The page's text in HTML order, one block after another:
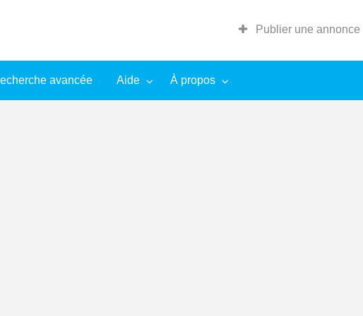
Publier une annonce
avancée Aide À propos